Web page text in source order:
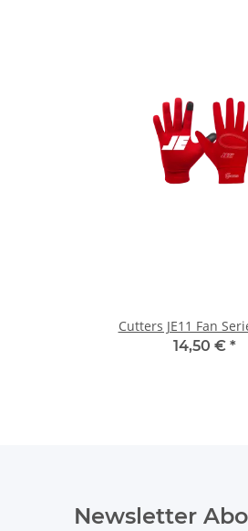
Cutters JE11 Fan
14,50 € *
Newsletter